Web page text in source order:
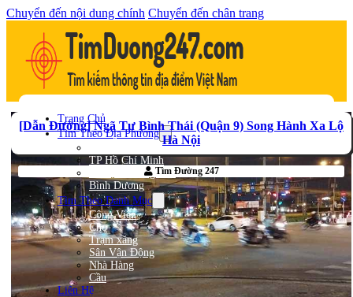
Chuyển đến nội dung chính Chuyển đến chân trang
Trang Chủ
Tìm Theo Địa Phương
TP Hồ Chí Minh
Bà Rịa – Vũng Tàu
Bình Dương
Tìm Theo Danh Mục
Công Viên
Chợ
Trạm xăng
Sân Vận Động
Nhà Hàng
Cầu
Liên Hệ
[Dẫn Đường] Ngã Tư Bình Thái (Quận 9) Song Hành Xa Lộ
Hà Nội
Tìm Đường 247